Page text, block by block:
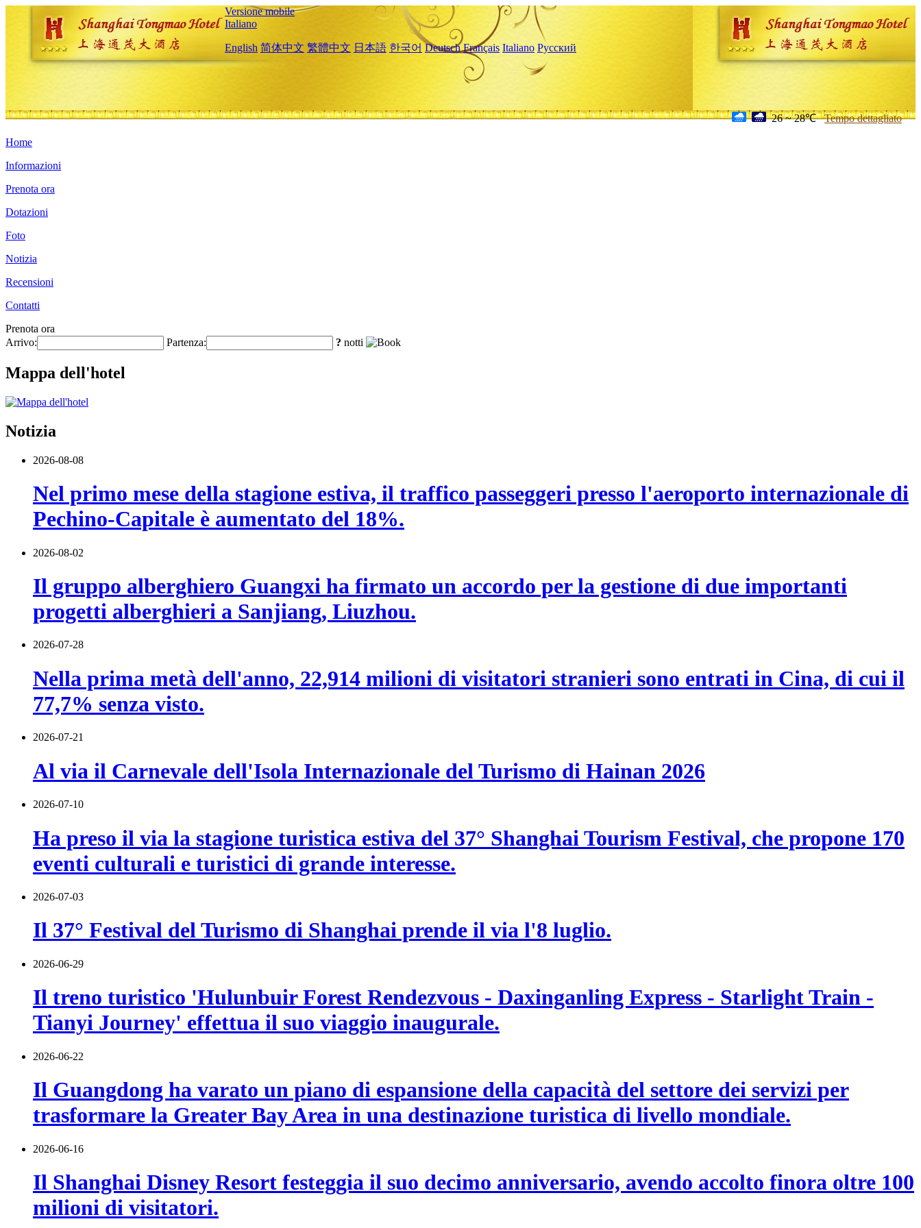
Versione mobile
Italiano
English 简体中文 繁體中文 日本語 한국어 Deutsch Français Italiano Русский
26 ~ 28℃ Tempo dettagliato
Home
Informazioni
Prenota ora
Dotazioni
Foto
Notizia
Recensioni
Contatti
Prenota ora
Arrivo:
Partenza: ? notti
Mappa dell'hotel
Notizia
2026-08-08
Nel primo mese della stagione estiva, il traffico passeggeri presso l'aeroporto internazionale di
Pechino-Capitale è aumentato del 18%.
2026-08-02
Il gruppo alberghiero Guangxi ha firmato un accordo per la gestione di due importanti
progetti alberghieri a Sanjiang, Liuzhou.
2026-07-28
Nella prima metà dell'anno, 22,914 milioni di visitatori stranieri sono entrati in Cina, di cui il
77,7% senza visto.
2026-07-21
Al via il Carnevale dell'Isola Internazionale del Turismo di Hainan 2026
2026-07-10
Ha preso il via la stagione turistica estiva del 37° Shanghai Tourism Festival, che propone 170
eventi culturali e turistici di grande interesse.
2026-07-03
Il 37° Festival del Turismo di Shanghai prende il via l'8 luglio.
2026-06-29
Il treno turistico 'Hulunbuir Forest Rendezvous - Daxinganling Express - Starlight Train -
Tianyi Journey' effettua il suo viaggio inaugurale.
2026-06-22
Il Guangdong ha varato un piano di espansione della capacità del settore dei servizi per
trasformare la Greater Bay Area in una destinazione turistica di livello mondiale.
2026-06-16
Il Shanghai Disney Resort festeggia il suo decimo anniversario, avendo accolto finora oltre 100
milioni di visitatori.